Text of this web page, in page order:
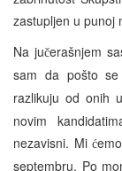
zastupljen u punoj
Na jučerašnjem
sam da pošto se
razlikuju od onih
novim
nezavisni. Mi ć
septembru. Po